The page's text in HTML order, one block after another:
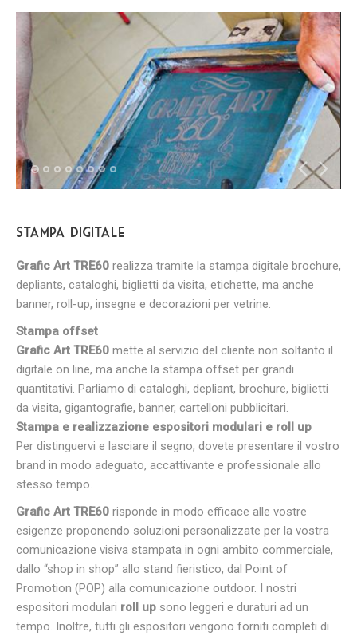
Stampa Digitale
Grafic Art TRE60 realizza tramite la stampa digitale brochure,
depliants, cataloghi, biglietti da visita, etichette, ma anche
banner, roll-up, insegne e decorazioni per vetrine.
Stampa offset
Grafic Art TRE60 mette al servizio del cliente non soltanto il
digitale on line, ma anche la stampa offset per grandi
quantitativi. Parliamo di cataloghi, depliant, brochure, biglietti
da visita, gigantografie, banner, cartelloni pubblicitari.
Stampa e realizzazione espositori modulari e roll up
Per distinguervi e lasciare il segno, dovete presentare il vostro
brand in modo adeguato, accattivante e professionale allo
stesso tempo.
Grafic Art TRE60 risponde in modo efficace alle vostre
esigenze proponendo soluzioni personalizzate per la vostra
comunicazione visiva stampata in ogni ambito commerciale,
dallo “shop in shop” allo stand fieristico, dal Point of
Promotion (POP) alla comunicazione outdoor. I nostri
espositori modulari roll up sono leggeri e duraturi ad un
tempo. Inoltre, tutti gli espositori vengono forniti completi di